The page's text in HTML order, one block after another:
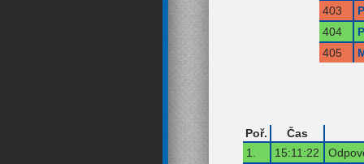
403
404
405
Poř.
Čas
1.
15:11:22